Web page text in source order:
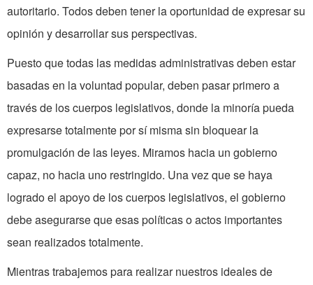
autoritario. Todos deben tener la oportunidad de expresar su
opinión y desarrollar sus perspectivas.
Puesto que todas las medidas administrativas deben estar
basadas en la voluntad popular, deben pasar primero a
través de los cuerpos legislativos, donde la minoría pueda
expresarse totalmente por sí misma sin bloquear la
promulgación de las leyes. Miramos hacia un gobierno
capaz, no hacia uno restringido. Una vez que se haya
logrado el apoyo de los cuerpos legislativos, el gobierno
debe asegurarse que esas políticas o actos importantes
sean realizados totalmente.
Mientras trabajemos para realizar nuestros ideales de